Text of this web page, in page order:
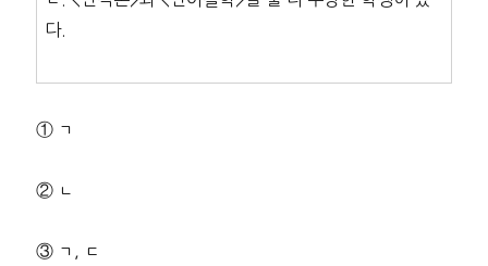
다.
① ㄱ
② ㄴ
③ ㄱ, ㄷ